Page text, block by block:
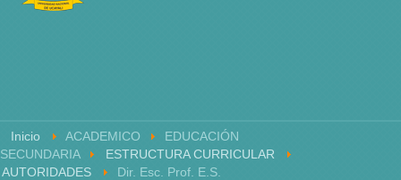
Inicio ACADEMICO
EDUCACIÓN
SECUNDARIA
ESTRUCTURA CURRICULAR
AUTORIDADES
Dir. Esc. Prof. E.S.